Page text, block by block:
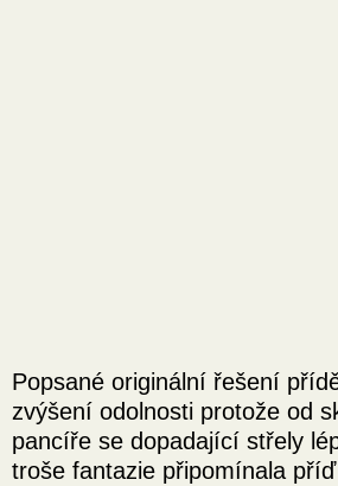
Popsané originální řešení
zvýšení odolnosti protože od
pancíře se dopadající střely
troše fantazie připomínala